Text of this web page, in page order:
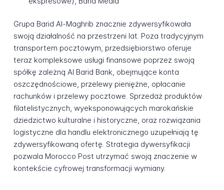
Grupa Barid Al-Maghrib znacznie zdywersyfikowała
swoją działalność na przestrzeni lat. Poza tradycyjnym
transportem pocztowym, przedsiębiorstwo oferuje
teraz kompleksowe usługi finansowe poprzez swoją
spółkę zależną Al Barid Bank, obejmujące konta
oszczędnościowe, przelewy pieniężne, opłacanie
rachunków i przelewy pocztowe. Sprzedaż produktów
filatelistycznych, wyeksponowujących marokańskie
dziedzictwo kulturalne i historyczne, oraz rozwiązania
logistyczne dla handlu elektronicznego uzupełniają tę
zdywersyfikowaną ofertę. Strategia dywersyfikacji
pozwala Morocco Post utrzymać swoją znaczenie w
kontekście cyfrowej transformacji wymiany.